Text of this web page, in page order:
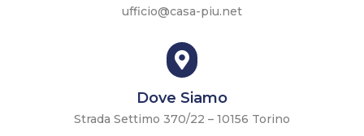
ufficio@casa-piu.net

Dove Siamo
Strada Settimo 370/22 – 10156 Torino